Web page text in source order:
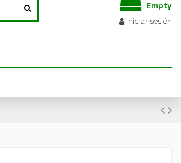
Empty
Iniciar sesión